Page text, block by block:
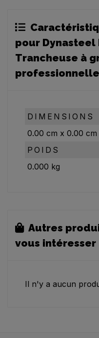
pour Dynasteel
Trancheuse à
professionnelle
DIMENSIONS
0.00 cm x 0.00 cm
POIDS
0.000 kg
Autres
vous intéresser
Il n'y a aucun